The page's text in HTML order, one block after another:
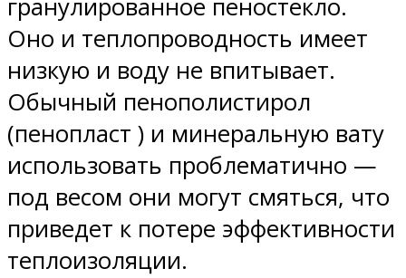
гранулированное пеностекло.
Оно и теплопроводность имеет
низкую и воду не впитывает.
Обычный пенополистирол
(пенопласт ) и минеральную вату
использовать проблематично —
под весом они могут смяться, что
приведет к потере эффективности
теплоизоляции.